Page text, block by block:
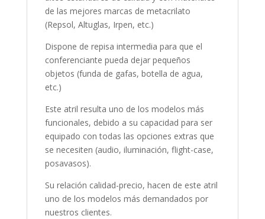
de las mejores marcas de metacrilato
(Repsol, Altuglas, Irpen, etc.)
Dispone de repisa intermedia para que el
conferenciante pueda dejar pequeños
objetos (funda de gafas, botella de agua,
etc.)
Este atril resulta uno de los modelos más
funcionales, debido a su capacidad para ser
equipado con todas las opciones extras que
se necesiten (audio, iluminación, flight-case,
posavasos).
Su relación calidad-precio, hacen de este atril
uno de los modelos más demandados por
nuestros clientes.